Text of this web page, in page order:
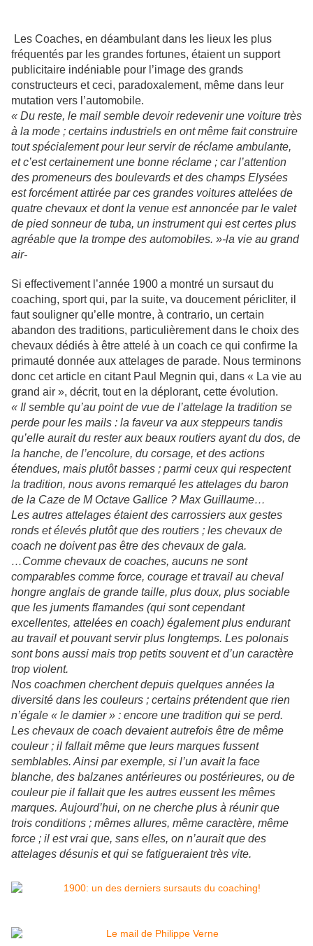
Les Coaches, en déambulant dans les lieux les plus
fréquentés par les grandes fortunes, étaient un support
publicitaire indéniable pour l’image des grands
constructeurs et ceci, paradoxalement, même dans leur
mutation vers l’automobile.
« Du reste, le mail semble devoir redevenir une voiture très
à la mode ; certains industriels en ont même fait construire
tout spécialement pour leur servir de réclame ambulante,
et c’est certainement une bonne réclame ; car l’attention
des promeneurs des boulevards et des champs Elysées
est forcément attirée par ces grandes voitures attelées de
quatre chevaux et dont la venue est annoncée par le valet
de pied sonneur de tuba, un instrument qui est certes plus
agréable que la trompe des automobiles. »-la vie au grand
air-
Si effectivement l’année 1900 a montré un sursaut du
coaching, sport qui, par la suite, va doucement péricliter, il
faut souligner qu’elle montre, à contrario, un certain
abandon des traditions, particulièrement dans le choix des
chevaux dédiés à être attelé à un coach ce qui confirme la
primauté donnée aux attelages de parade. Nous terminons
donc cet article en citant Paul Megnin qui, dans « La vie au
grand air », décrit, tout en la déplorant, cette évolution.
« Il semble qu’au point de vue de l’attelage la tradition se
perde pour les mails : la faveur va aux steppeurs tandis
qu’elle aurait du rester aux beaux routiers ayant du dos, de
la hanche, de l’encolure, du corsage, et des actions
étendues, mais plutôt basses ; parmi ceux qui respectent
la tradition, nous avons remarqué les attelages du baron
de la Caze de M Octave Gallice ? Max Guillaume…
Les autres attelages étaient des carrossiers aux gestes
ronds et élevés plutôt que des routiers ; les chevaux de
coach ne doivent pas être des chevaux de gala.
…Comme chevaux de coaches, aucuns ne sont
comparables comme force, courage et travail au cheval
hongre anglais de grande taille, plus doux, plus sociable
que les juments flamandes (qui sont cependant
excellentes, attelées en coach) également plus endurant
au travail et pouvant servir plus longtemps. Les polonais
sont bons aussi mais trop petits souvent et d’un caractère
trop violent.
Nos coachmen cherchent depuis quelques années la
diversité dans les couleurs ; certains prétendent que rien
n’égale « le damier » : encore une tradition qui se perd.
Les chevaux de coach devaient autrefois être de même
couleur ; il fallait même que leurs marques fussent
semblables. Ainsi par exemple, si l’un avait la face
blanche, des balzanes antérieures ou postérieures, ou de
couleur pie il fallait que les autres eussent les mêmes
marques. Aujourd’hui, on ne cherche plus à réunir que
trois conditions ; mêmes allures, même caractère, même
force ; il est vrai que, sans elles, on n’aurait que des
attelages désunis et qui se fatigueraient très vite.